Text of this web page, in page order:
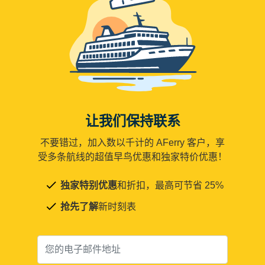
让我们保持联系
不要错过，加入数以千计的 AFerry 客户，享
受多条航线的超值早鸟优惠和独家特价优惠！
独家特别优惠和折扣，最高可节省 25%
抢先了解新时刻表